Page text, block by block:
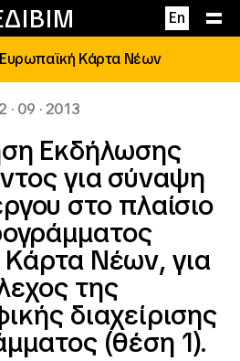
En
Κάρτα Νέων
· 09 · 2013
Εκδήλωσης
για σύναψη
στο πλαίσιο
Νέων, για
της
διαχείρισης
(θέση 1).